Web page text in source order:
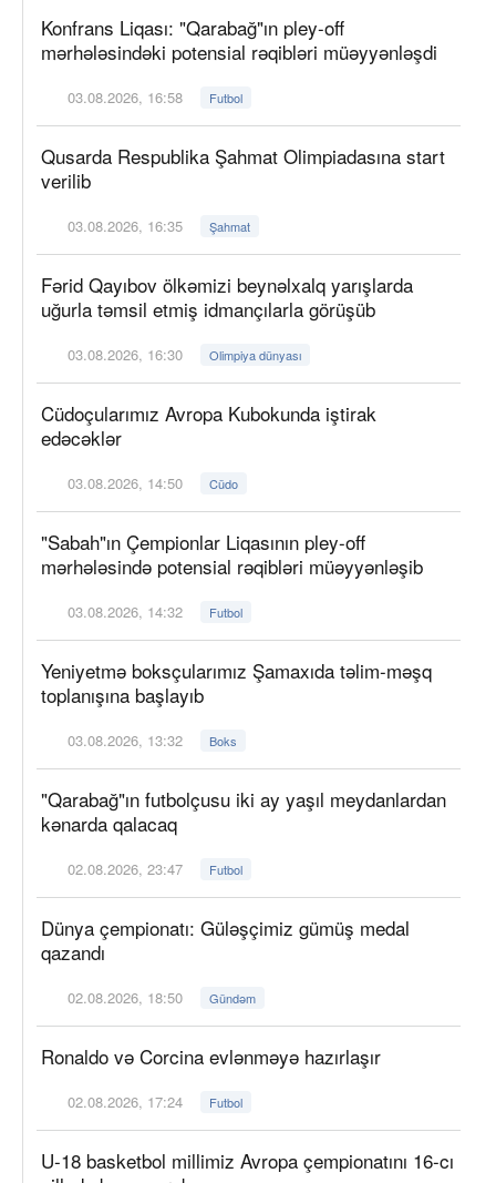
Konfrans Liqası: "Qarabağ"ın pley-off
mərhələsindəki potensial rəqibləri müəyyənləşdi
03.08.2026, 16:58 Futbol
Qusarda Respublika Şahmat Olimpiadasına start
verilib
03.08.2026, 16:35 Şahmat
Fərid Qayıbov ölkəmizi beynəlxalq yarışlarda
uğurla təmsil etmiş idmançılarla görüşüb
03.08.2026, 16:30 Olimpiya dünyası
Cüdoçularımız Avropa Kubokunda iştirak
edəcəklər
03.08.2026, 14:50 Cüdo
"Sabah"ın Çempionlar Liqasının pley-off
mərhələsində potensial rəqibləri müəyyənləşib
03.08.2026, 14:32 Futbol
Yeniyetmə boksçularımız Şamaxıda təlim-məşq
toplanışına başlayıb
03.08.2026, 13:32 Boks
"Qarabağ"ın futbolçusu iki ay yaşıl meydanlardan
kənarda qalacaq
02.08.2026, 23:47 Futbol
Dünya çempionatı: Güləşçimiz gümüş medal
qazandı
02.08.2026, 18:50 Gündəm
Ronaldo və Corcina evlənməyə hazırlaşır
02.08.2026, 17:24 Futbol
U-18 basketbol millimiz Avropa çempionatını 16-cı